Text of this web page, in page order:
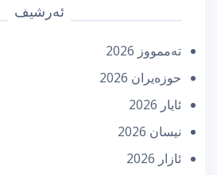
ئەرشیف
تەممووز 2026
حوزه‌یران 2026
ئایار 2026
نیسان 2026
ئازار 2026